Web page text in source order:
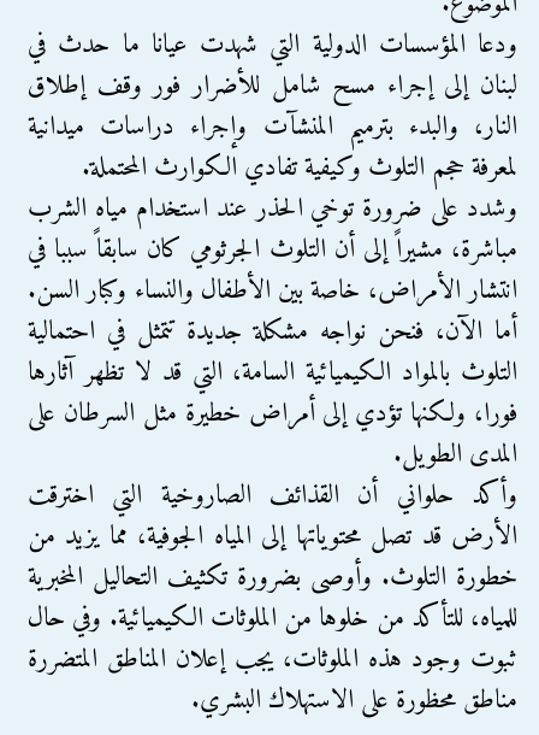
ودعا المؤسسات الدولية التي شهدت عيانا ما حدث في
لبنان إلى إجراء مسح شامل للأضرار فور وقف إطلاق
النار، والبدء بترميم المنشآت وإجراء دراسات ميدانية
لمعرفة حجم التلوث وكيفية تفادي الكوارث المحتملة.
وشدد على ضرورة توخي الحذر عند استخدام مياه الشرب
مباشرة، مشيراً إلى أن التلوث الجرثومي كان سابقاً سببا في
انتشار الأمراض، خاصة بين الأطفال والنساء وكبار السن.
أما الآن، فنحن نواجه مشكلة جديدة تتمثل في احتمالية
التلوث بالمواد الكيميائية السامة، التي قد لا تظهر آثارها
فورا، ولكنها تؤدي إلى أمراض خطيرة مثل السرطان على
المدى الطويل.
وأكد حلواني أن القذائف الصاروخية التي اخترقت
الأرض قد تصل محتوياتها إلى المياه الجوفية، مما يزيد من
خطورة التلوث. وأوصى بضرورة تكثيف التحاليل المخبرية
للمياه، للتأكد من خلوها من الملوثات الكيميائية. وفي حال
ثبوت وجود هذه الملوثات، يجب إعلان المناطق المتضررة
مناطق محظورة على الاستهلاك البشري.